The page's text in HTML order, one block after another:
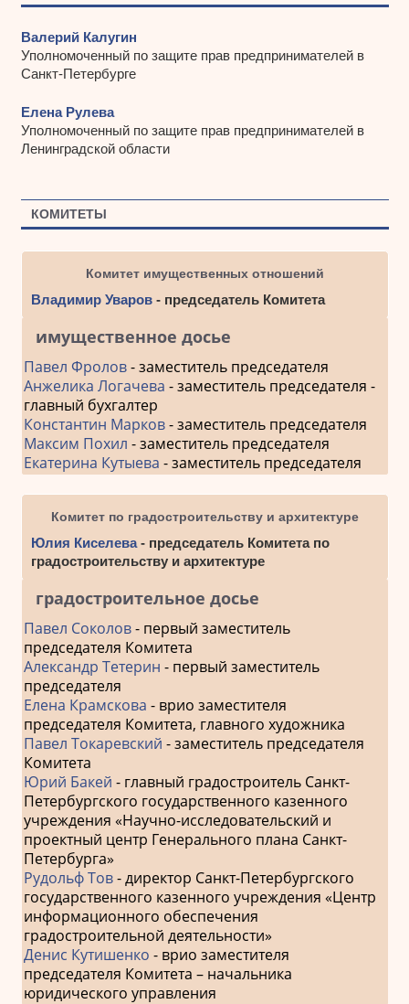
Валерий Калугин
Уполномоченный по защите прав предпринимателей в
Санкт-Петербурге
Елена Рулева
Уполномоченный по защите прав предпринимателей в
Ленинградской области
КОМИТЕТЫ
Комитет имущественных отношений
Владимир Уваров- председатель Комитета
имущественное досье
Павел Фролов- заместитель председателя
Анжелика Логачева - заместитель председателя -
главный бухгалтер
Константин Марков- заместитель председателя
Максим Похил - заместитель председателя
Екатерина Кутыева - заместитель председателя
Комитет по градостроительству и архитектуре
Юлия Киселева- председатель Комитета по
градостроительству и архитектуре
градостроительное досье
Павел Соколов- первый заместитель
председателя Комитета
Александр Тетерин - первый заместитель
председателя
Елена Крамскова - врио заместителя
председателя Комитета, главного художника
Павел Токаревский - заместитель председателя
Комитета
Юрий Бакей - главный градостроитель Санкт-
Петербургского государственного казенного
учреждения «Научно-исследовательский и
проектный центр Генерального плана Санкт-
Петербурга»
Рудольф Тов- директор Санкт-Петербургского
государственного казенного учреждения «Центр
информационного обеспечения
градостроительной деятельности»
Денис Кутишенко - врио заместителя
председателя Комитета – начальника
юридического управления